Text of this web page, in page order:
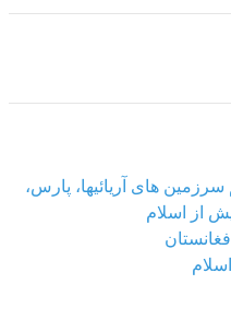
های آریائیها، پارس،
از اسلام